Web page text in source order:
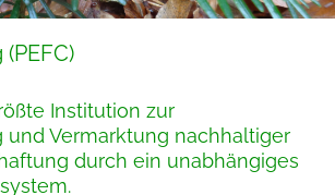
Institution zur
und Vermarktung nachhaltiger
durch ein unabhängiges